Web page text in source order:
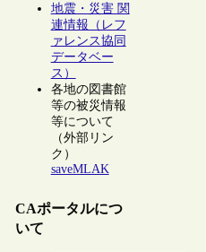
地震・災害 関
連情報（レフ
ァレンス協同
データベー
ス）
各地の図書館
等の被災情報
等について
（外部リン
ク）
saveMLAK
CAポータルにつ
いて